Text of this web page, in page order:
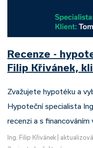
Recenze -
Filip Křivánek,
Zvažujete hypotéku a
Hypoteční specialista
recenzi a s financováním
Ing. Filip Křivánek